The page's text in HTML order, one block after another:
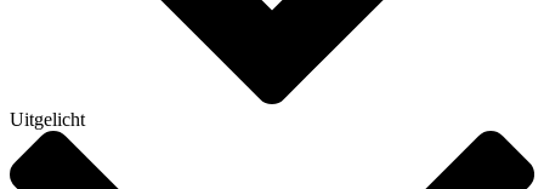
Uitgelicht